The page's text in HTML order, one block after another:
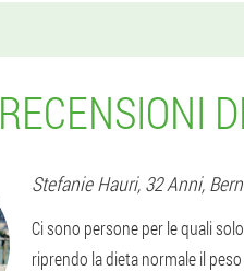
RECENSIONI
Stefanie Hauri, 32 Anni,
Ci sono persone per le quali
riprendo la dieta normale il